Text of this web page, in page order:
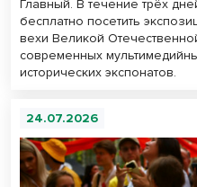
Главный. В течение трёх
бесплатно посетить
вехи Великой
современных
исторических экспонатов.
24.07.2026